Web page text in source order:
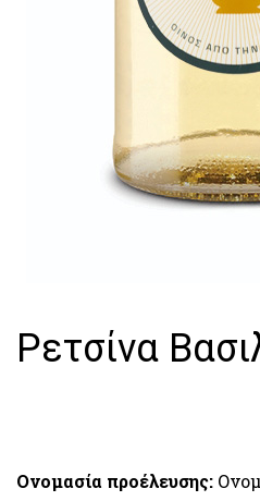
Ρετσίνα
Ονομασία προέλευσης: